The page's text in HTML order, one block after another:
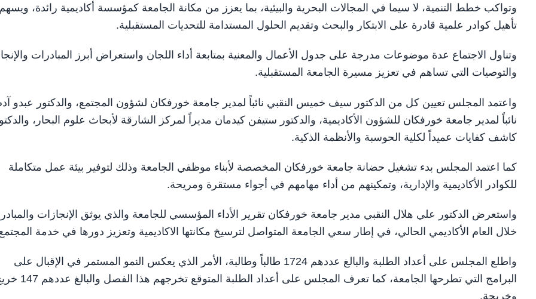
وتواكب خطط التنمية، لا سيما في المجالات البحرية والبيئية، بما يعزز من مكانة الجامعة كمؤسسة أكاديمية رائدة،
تأهيل كوادر علمية قادرة على الابتكار والبحث وتقديم الحلول المستدامة للتحديات المستقبلية.
وتناول الاجتماع عدة موضوعات مدرجة على جدول الأعمال والمعنية بمتابعة أداء اللجان واستعراض أبرز المبادرات
والتوصيات التي تساهم في تعزيز مسيرة الجامعة المستقبلية.
واعتمد المجلس تعيين كل من الدكتور سيف خميس النقبي نائباً لمدير جامعة خورفكان لشؤون المجتمع، والدكتور عبدو
نائباً لمدير جامعة خورفكان للشؤون الأكاديمية، والدكتور ستيفن كيدمان مديراً لمركز الشارقة لأبحاث علوم البحار،
كاشف كفايات عميداً لكلية الحوسبة والأنظمة الذكية.
كما اعتمد المجلس بدء تشغيل حضانة جامعة خورفكان المخصصة لأبناء موظفي الجامعة وذلك لتوفير بيئة عمل متكاملة
للكوادر الأكاديمية والإدارية، وتمكينهم من أداء مهامهم في أجواء مستقرة ومريحة.
واستعرض الدكتور علي هلال النقبي مدير جامعة خورفكان تقرير الأداء المؤسسي للجامعة والذي يوثق الإنجازات
خلال العام الأكاديمي الحالي، في إطار سعي الجامعة المتواصل لترسيخ مكانتها الاكاديمية وتعزيز دورها في خدمة
واطلع المجلس على أعداد الطلبة والبالغ عددهم 1724 طالباً وطالبة، الأمر الذي يعكس النمو المستمر في الإقبال على
البرامج التي تطرحها الجامعة، كما تعرف المجلس على أعداد الطلبة المتوقع
وخريجة.